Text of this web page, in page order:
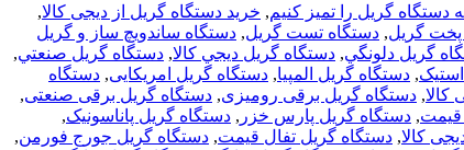
دستگاه گریل را تمیز کنیم, خرید دستگاه گریل از دیجی کالا,
پخت گریل, دستگاه تست گریل, دستگاه ساندویچ ساز و گریل
گريل دلونگي, دستگاه گريل ديجي كالا, دستگاه گريل صنعتي,
, دستگاه گریل المپیا, دستگاه گریل امریکایی, دستگاه
کالا, دستگاه گریل برقی رومیزی, دستگاه گریل برقی صنعتی,
قیمت, دستگاه گریل پارس خزر , دستگاه گریل پاناسونیک,
کالا, دستگاه گریل تفال قیمت, دستگاه گریل جورج فورمن,